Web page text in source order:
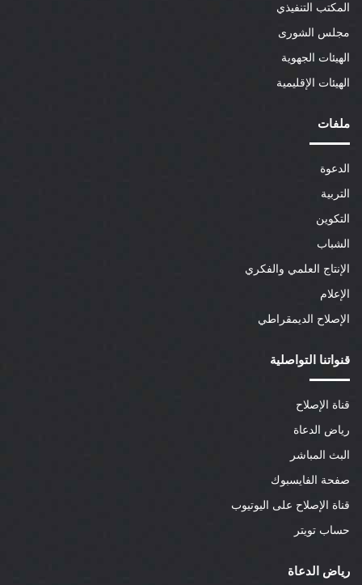
المكتب التنفيذي
مجلس الشورى
الهيئات الجهوية
الهيئات الإقليمية
ملفات
الدعوة
التربية
التكوين
الشباب
الإنتاج العلمي والفكري
الإعلام
الإصلاح الديمقراطي
قنواتنا التواصلية
قناة الإصلاح
رياض الدعاة
البث المباشر
صفحة الفايسبوك
قناة الإصلاح على اليوتيوب
حساب تويتر
رياض الدعاة